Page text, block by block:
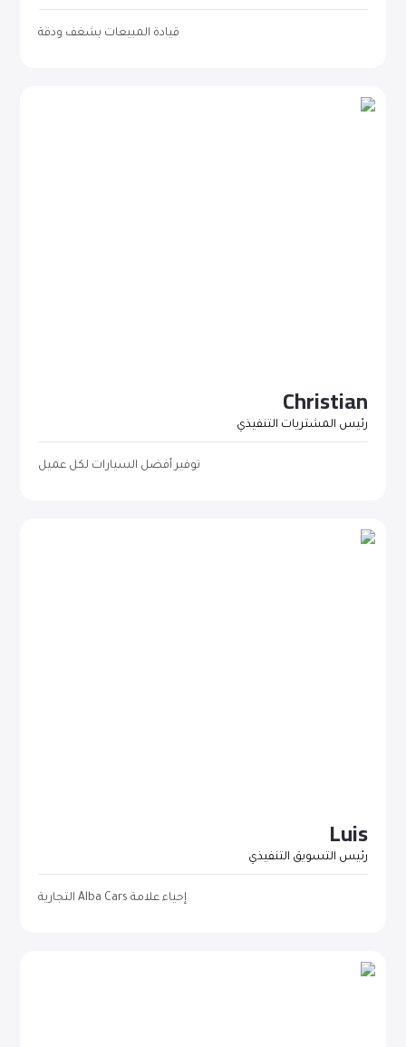
قيادة المبيعات بشغف ودقة
Christian
رئيس المشتريات التنفيذي
توفير أفضل السيارات لكل عميل
Luis
رئيس التسويق التنفيذي
إحياء علامة Alba Cars التجارية